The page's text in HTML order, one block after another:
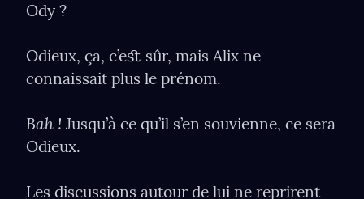
Ody ?
Odieux, ça, c’eﬆ sûr, mais Alix ne
connaissait plus le prénom.
Bah ! Jusqu’à ce qu’il s’en souvienne, ce sera
Odieux.
Les discussions autour de lui ne reprirent